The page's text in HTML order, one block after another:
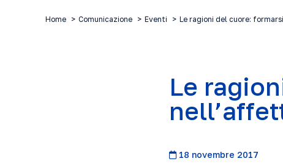
Home Comunicazione Eventi Le ragioni del cuore:
Le
18 novembre 2017